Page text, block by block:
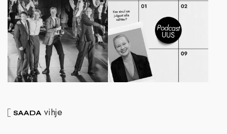
SAADA vihje